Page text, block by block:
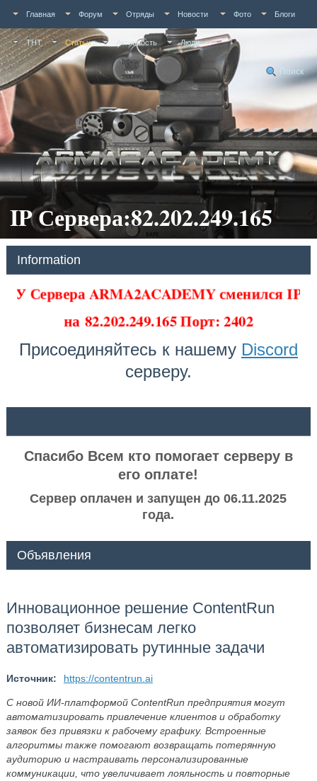
Главная Форум Отряды Новости Фото Блоги
ТНТ Статьи Активность Люди
Поиск
IP Сервера:82.202.249.165
Information
У Сервера ARMA2ACADEMY сменился IP
на82.202.249.165 Порт: 2402
Присоединяйтесь к нашему Discord
серверу.
Спасибо Всем кто помогает серверу в
его оплате!
Сервер оплачен и запущен до 06.11.2025
года.
Объявления
Инновационное решение ContentRun
позволяет бизнесам легко
автоматизировать рутинные задачи
Источник: https://contentrun.ai
С новой ИИ-платформой ContentRun предприятия могут
автоматизировать привлечение клиентов и обработку
заявок без привязки к рабочему графику. Встроенные
алгоритмы также помогают возвращать потерянную
аудиторию и настраивать персонализированные
коммуникации, что увеличивает лояльность и повторные